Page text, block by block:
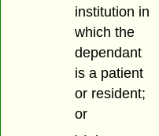
institution in
which the
dependant
is a patient
or resident;
or